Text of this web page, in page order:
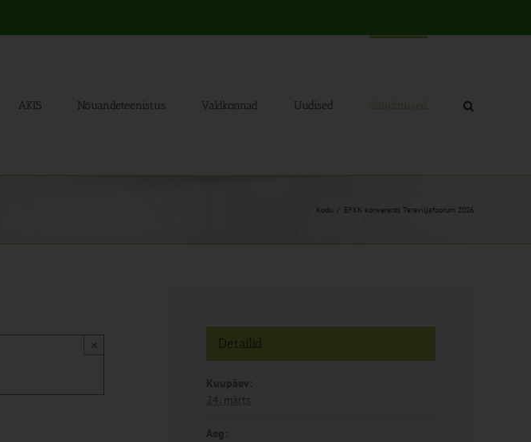
AKIS Nõuandeteenistus Valdkonnad Uudised Sündmused
Kodu EPKK konverents Teraviljafoorum 2026
× Detailid
Kuupäev:
24. märts
Aeg: